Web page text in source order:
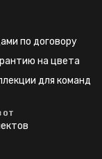
по договору
на цвета
для команд
ОТ